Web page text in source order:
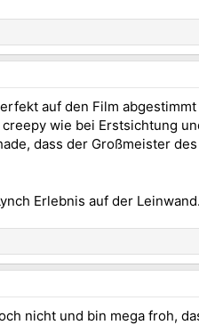
auf den Film
wie bei Erstsichtung
dass der Großmeister
Erlebnis auf der Leinwand.
nicht und bin mega froh,